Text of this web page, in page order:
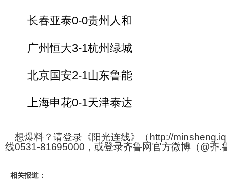
长春亚泰0-0贵州人和
广州恒大3-1杭州绿城
北京国安2-1山东鲁能
上海申花0-1天津泰达
想爆料？请登录《阳光连线》（http://
线0531-81695000，或登录齐鲁网官方微博（@齐.
相关报道：